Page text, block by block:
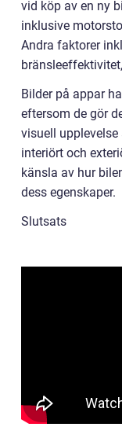
vid köp av en ny
inklusive
Andra faktorer
Bilder på appar
eftersom de gör
visuell upplevelse
interiört och
känsla av hur
dess egenskaper.
Slutsats